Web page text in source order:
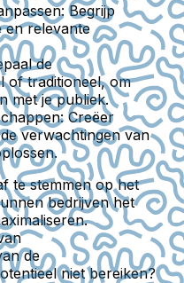
Begrijp
en relevante
de
of traditioneel, om
met je publiek.
Creëer
verwachtingen van
te stemmen op het
bedrijven het
de
niet bereiken?